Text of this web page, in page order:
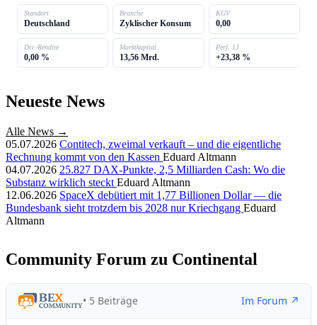
Standort
Deutschland
Branche
Zyklischer Konsum
KGV
0,00
Div.-Rendite
0,00 %
Marktkapital.
13,56 Mrd.
Perf. 1J
+23,38 %
Neueste News
Alle News →
05.07.2026 Contitech, zweimal verkauft – und die eigentliche
Rechnung kommt von den Kassen Eduard Altmann
04.07.2026 25.827 DAX-Punkte, 2,5 Milliarden Cash: Wo die
Substanz wirklich steckt Eduard Altmann
12.06.2026 SpaceX debütiert mit 1,77 Billionen Dollar — die
Bundesbank sieht trotzdem bis 2028 nur Kriechgang Eduard
Altmann
Community Forum zu Continental